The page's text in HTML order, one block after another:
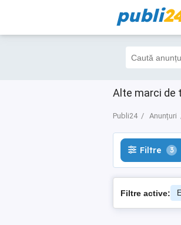
publi
Alte marci de
Publi24 Anunțuri
Filtre 3
Filtre 3
Filtre active: